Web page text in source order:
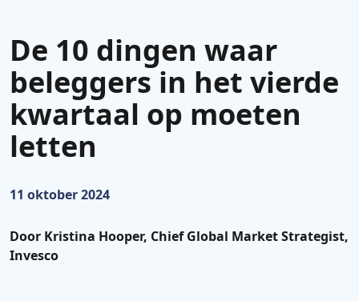
De 10 dingen waar
beleggers in het vierde
kwartaal op moeten
letten
Gepubliceerd op:
11 oktober 2024
Door Kristina Hooper, Chief Global Market Strategist,
Invesco